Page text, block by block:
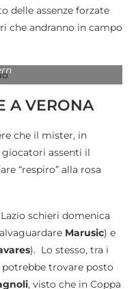
delle assenze forzate
che andranno in campo
A VERONA
che il mister, in
assenti il
“respiro” alla rosa
schieri domenica
Marusic) e
). Lo stesso, tra i
potrebbe trovare posto
, visto che in Coppa